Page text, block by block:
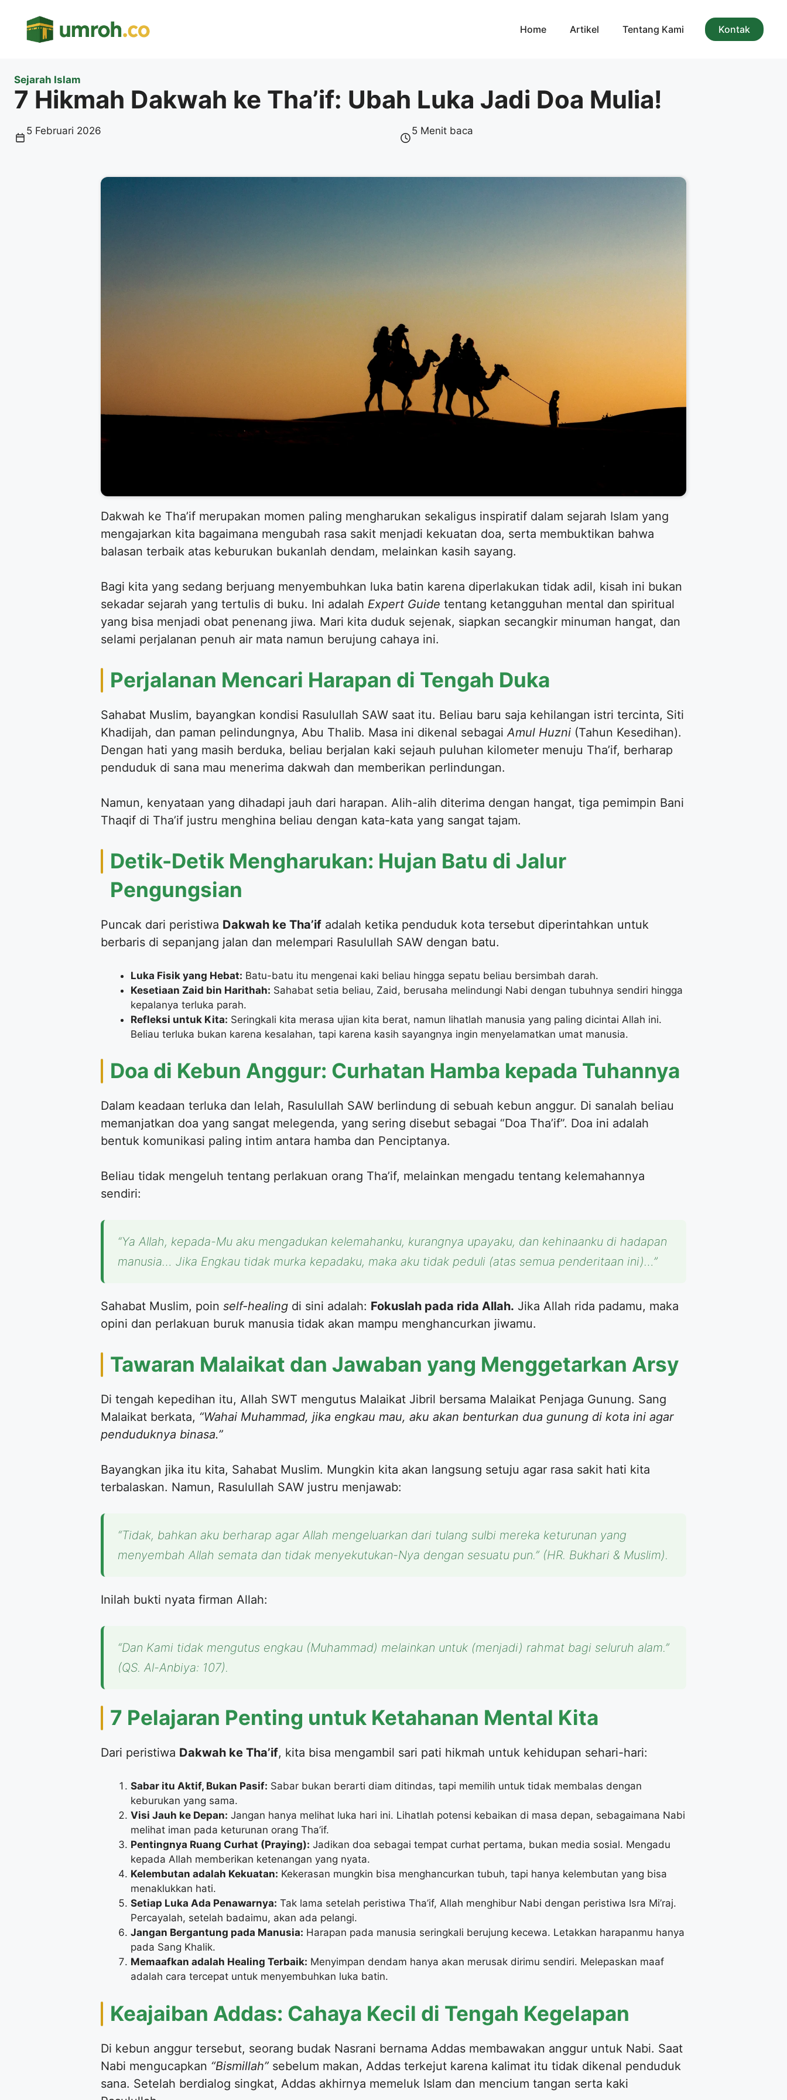
Home Artikel Tentang Kami Kontak
Sejarah Islam
7 Hikmah Dakwah ke Tha’if: Ubah Luka Jadi Doa Mulia!
5 Februari 2026 5 Menit baca
​Dakwah ke Tha’if merupakan momen paling mengharukan sekaligus inspiratif dalam sejarah Islam yang
mengajarkan kita bagaimana mengubah rasa sakit menjadi kekuatan doa, serta membuktikan bahwa
balasan terbaik atas keburukan bukanlah dendam, melainkan kasih sayang.
​Bagi kita yang sedang berjuang menyembuhkan luka batin karena diperlakukan tidak adil, kisah ini bukan
sekadar sejarah yang tertulis di buku. Ini adalah Expert Guide tentang ketangguhan mental dan spiritual
yang bisa menjadi obat penenang jiwa. Mari kita duduk sejenak, siapkan secangkir minuman hangat, dan
selami perjalanan penuh air mata namun berujung cahaya ini.
​Perjalanan Mencari Harapan di Tengah Duka
​Sahabat Muslim, bayangkan kondisi Rasulullah SAW saat itu. Beliau baru saja kehilangan istri tercinta, Siti
Khadijah, dan paman pelindungnya, Abu Thalib. Masa ini dikenal sebagaiAmul Huzni (Tahun Kesedihan).
Dengan hati yang masih berduka, beliau berjalan kaki sejauh puluhan kilometer menuju Tha’if, berharap
penduduk di sana mau menerima dakwah dan memberikan perlindungan.
​Namun, kenyataan yang dihadapi jauh dari harapan. Alih-alih diterima dengan hangat, tiga pemimpin Bani
Thaqif di Tha’if justru menghina beliau dengan kata-kata yang sangat tajam.
​Detik-Detik Mengharukan: Hujan Batu di Jalur
Pengungsian
​Puncak dari peristiwa Dakwah ke Tha’if adalah ketika penduduk kota tersebut diperintahkan untuk
berbaris di sepanjang jalan dan melempari Rasulullah SAW dengan batu.
Luka Fisik yang Hebat: Batu-batu itu mengenai kaki beliau hingga sepatu beliau bersimbah darah.
Kesetiaan Zaid bin Harithah: Sahabat setia beliau, Zaid, berusaha melindungi Nabi dengan tubuhnya sendiri hingga
kepalanya terluka parah.
Refleksi untuk Kita: Seringkali kita merasa ujian kita berat, namun lihatlah manusia yang paling dicintai Allah ini.
Beliau terluka bukan karena kesalahan, tapi karena kasih sayangnya ingin menyelamatkan umat manusia.
​Doa di Kebun Anggur: Curhatan Hamba kepada Tuhannya
​Dalam keadaan terluka dan lelah, Rasulullah SAW berlindung di sebuah kebun anggur. Di sanalah beliau
memanjatkan doa yang sangat melegenda, yang sering disebut sebagai “Doa Tha’if”. Doa ini adalah
bentuk komunikasi paling intim antara hamba dan Penciptanya.
​Beliau tidak mengeluh tentang perlakuan orang Tha’if, melainkan mengadu tentang kelemahannya
sendiri:
“Ya Allah, kepada-Mu aku mengadukan kelemahanku, kurangnya upayaku, dan kehinaanku di hadapan
manusia… Jika Engkau tidak murka kepadaku, maka aku tidak peduli (atas semua penderitaan ini)…”
​Sahabat Muslim, poin self-healing di sini adalah: Fokuslah pada rida Allah. Jika Allah rida padamu, maka
opini dan perlakuan buruk manusia tidak akan mampu menghancurkan jiwamu.
​Tawaran Malaikat dan Jawaban yang Menggetarkan Arsy
​Di tengah kepedihan itu, Allah SWT mengutus Malaikat Jibril bersama Malaikat Penjaga Gunung. Sang
Malaikat berkata, “Wahai Muhammad, jika engkau mau, aku akan benturkan dua gunung di kota ini agar
penduduknya binasa.”
​Bayangkan jika itu kita, Sahabat Muslim. Mungkin kita akan langsung setuju agar rasa sakit hati kita
terbalaskan. Namun, Rasulullah SAW justru menjawab:
“Tidak, bahkan aku berharap agar Allah mengeluarkan dari tulang sulbi mereka keturunan yang
menyembah Allah semata dan tidak menyekutukan-Nya dengan sesuatu pun.” (HR. Bukhari & Muslim).
​Inilah bukti nyata firman Allah:
“Dan Kami tidak mengutus engkau (Muhammad) melainkan untuk (menjadi) rahmat bagi seluruh alam.”
(QS. Al-Anbiya: 107).
​7 Pelajaran Penting untuk Ketahanan Mental Kita
​Dari peristiwa Dakwah ke Tha’if, kita bisa mengambil sari pati hikmah untuk kehidupan sehari-hari:
Sabar itu Aktif, Bukan Pasif: Sabar bukan berarti diam ditindas, tapi memilih untuk tidak membalas dengan
keburukan yang sama.
Visi Jauh ke Depan: Jangan hanya melihat luka hari ini. Lihatlah potensi kebaikan di masa depan, sebagaimana Nabi
melihat iman pada keturunan orang Tha’if.
Pentingnya Ruang Curhat (Praying): Jadikan doa sebagai tempat curhat pertama, bukan media sosial. Mengadu
kepada Allah memberikan ketenangan yang nyata.
Kelembutan adalah Kekuatan: Kekerasan mungkin bisa menghancurkan tubuh, tapi hanya kelembutan yang bisa
menaklukkan hati.
Setiap Luka Ada Penawarnya: Tak lama setelah peristiwa Tha’if, Allah menghibur Nabi dengan peristiwa Isra Mi’raj.
Percayalah, setelah badaimu, akan ada pelangi.
Jangan Bergantung pada Manusia: Harapan pada manusia seringkali berujung kecewa. Letakkan harapanmu hanya
pada Sang Khalik.
Memaafkan adalah Healing Terbaik: Menyimpan dendam hanya akan merusak dirimu sendiri. Melepaskan maaf
adalah cara tercepat untuk menyembuhkan luka batin.
​Keajaiban Addas: Cahaya Kecil di Tengah Kegelapan
​Di kebun anggur tersebut, seorang budak Nasrani bernama Addas membawakan anggur untuk Nabi. Saat
Nabi mengucapkan “Bismillah” sebelum makan, Addas terkejut karena kalimat itu tidak dikenal penduduk
sana. Setelah berdialog singkat, Addas akhirnya memeluk Islam dan mencium tangan serta kaki